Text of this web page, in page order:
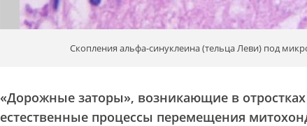
Скопления альфа-синуклеина (тельца Леви) под
«Дорожные заторы», возникающие в
естественные процессы перемещения